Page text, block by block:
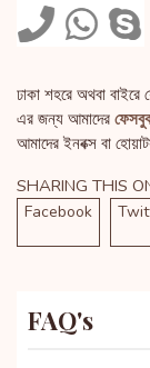
ঢাকা শহরে অথবা বাইরে
এর জন্য আমাদের
আমাদের ইনবক্স বা
SHARING THIS
Facebook
FAQ's